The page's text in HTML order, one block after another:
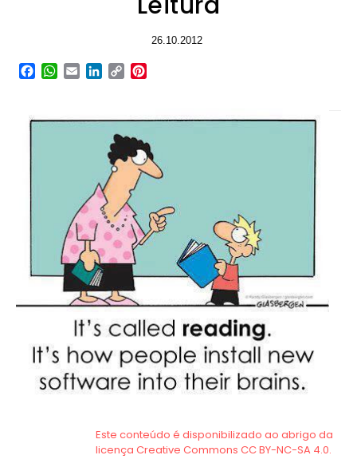
26.10.2012
Facebook
WhatsApp
EmailLinkedIn
Copy